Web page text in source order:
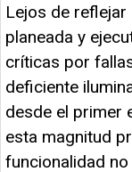
Lejos de reflejar
planeada y
críticas por
deficiente
desde el primer
esta magnitud
funcionalidad